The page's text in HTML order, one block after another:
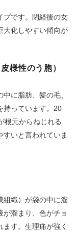
プです。閉経後の女
大化しやすい傾向が
様性のう胞）
に脂肪、髪の毛、
持っています。20
根元からねじれる
すいと言われていま
組織）が袋の中に溜
が溜まり、色がチョ
す。生理痛が強く